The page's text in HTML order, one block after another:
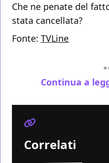
Che ne penate del
stata cancellata?
Fonte: TVLine
Continua a
Correlati